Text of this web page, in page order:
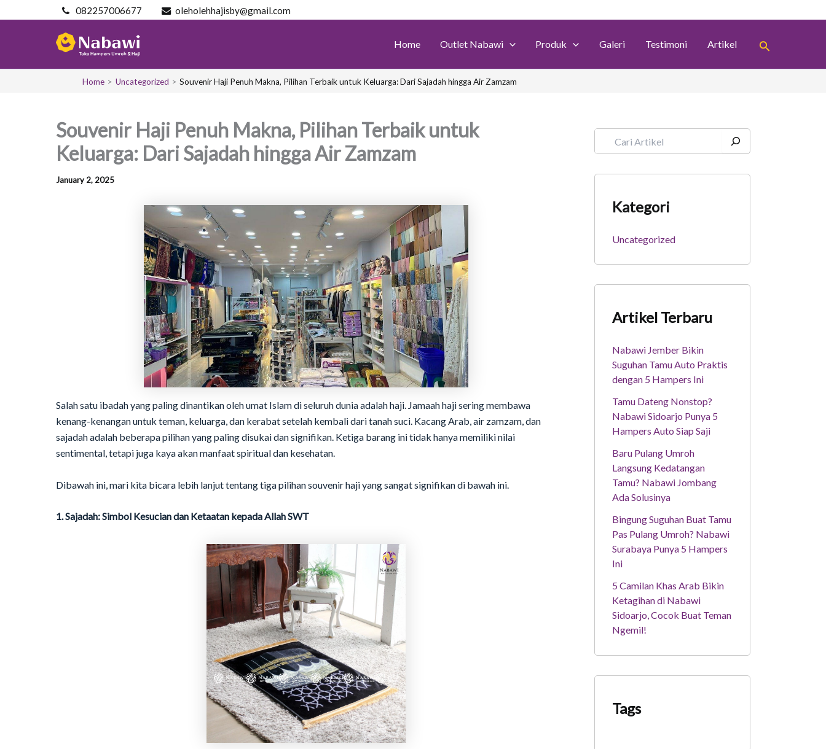
to
082257006677 oleholehhajisby@gmail.com
Home Outlet Nabawi Produk Galeri Testimoni Artikel Search
Home Uncategorized Souvenir Haji Penuh Makna, Pilihan Terbaik untuk Keluarga: Dari Sajadah hingga Air Zamzam
Souvenir Haji Penuh Makna, Pilihan Terbaik untuk
Keluarga: Dari Sajadah hingga Air Zamzam
January 2, 2025
Salah satu ibadah yang paling dinantikan oleh umat Islam di seluruh dunia adalah haji. Jamaah haji sering membawa
kenang-kenangan untuk teman, keluarga, dan kerabat setelah kembali dari tanah suci. Kacang Arab, air zamzam, dan
sajadah adalah beberapa pilihan yang paling disukai dan signifikan. Ketiga barang ini tidak hanya memiliki nilai
sentimental, tetapi juga kaya akan manfaat spiritual dan kesehatan.
Dibawah ini, mari kita bicara lebih lanjut tentang tiga pilihan souvenir haji yang sangat signifikan di bawah ini.
1. Sajadah: Simbol Kesucian dan Ketaatan kepada Allah SWT
e
h
Kategori
Uncategorized
Artikel Terbaru
Nabawi Jember Bikin
Suguhan Tamu Auto Praktis
dengan 5 Hampers Ini
Tamu Dateng Nonstop?
Nabawi Sidoarjo Punya 5
Hampers Auto Siap Saji
Baru Pulang Umroh
Langsung Kedatangan
Tamu? Nabawi Jombang
Ada Solusinya
Bingung Suguhan Buat Tamu
Pas Pulang Umroh? Nabawi
Surabaya Punya 5 Hampers
Ini
5 Camilan Khas Arab Bikin
Ketagihan di Nabawi
Sidoarjo, Cocok Buat Teman
Ngemil!
Tags